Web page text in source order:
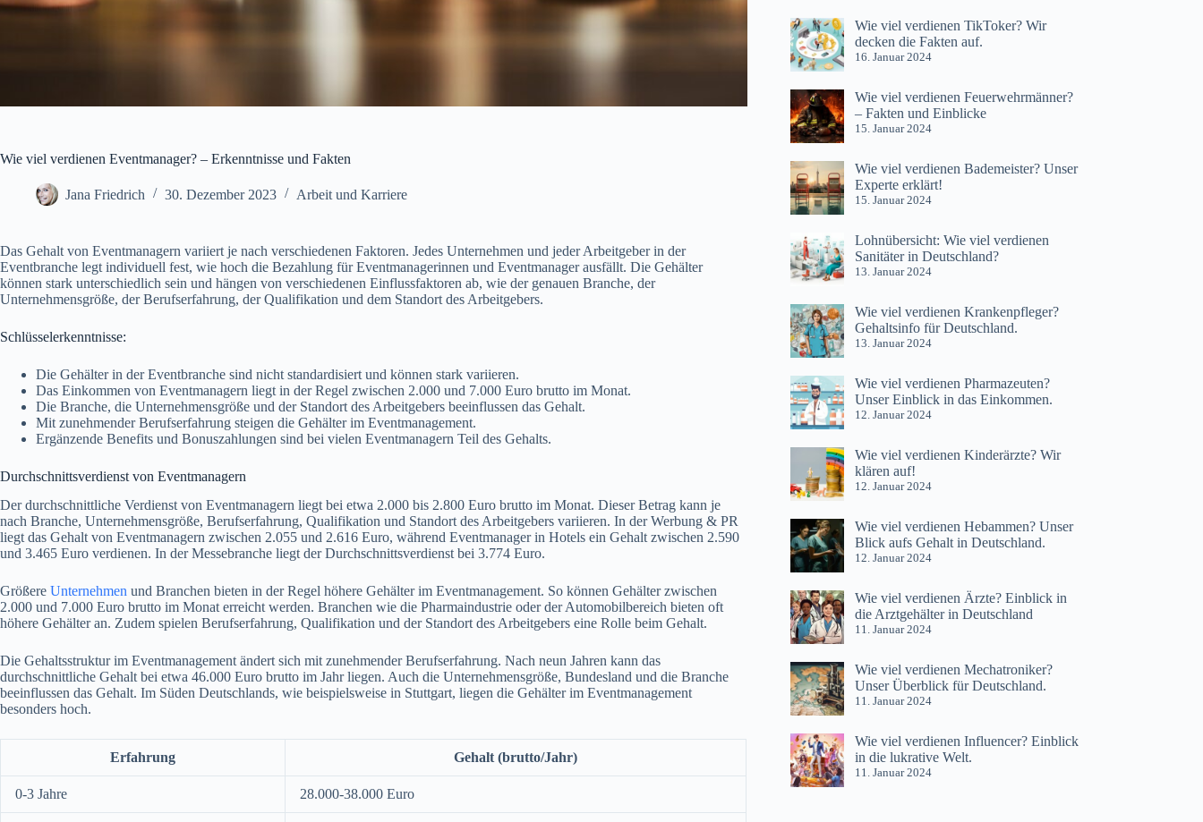
Wie viel verdienen Eventmanager? – Erkenntnisse und Fakten
Jana Friedrich 30. Dezember 2023 Arbeit und Karriere
Das Gehalt von Eventmanagern variiert je nach verschiedenen Faktoren. Jedes Unternehmen und jeder Arbeitgeber in der
Eventbranche legt individuell fest, wie hoch die Bezahlung für Eventmanagerinnen und Eventmanager ausfällt. Die Gehälter
können stark unterschiedlich sein und hängen von verschiedenen Einflussfaktoren ab, wie der genauen Branche, der
Unternehmensgröße, der Berufserfahrung, der Qualifikation und dem Standort des Arbeitgebers.
Schlüsselerkenntnisse:
Die Gehälter in der Eventbranche sind nicht standardisiert und können stark variieren.
Das Einkommen von Eventmanagern liegt in der Regel zwischen 2.000 und 7.000 Euro brutto im Monat.
Die Branche, die Unternehmensgröße und der Standort des Arbeitgebers beeinflussen das Gehalt.
Mit zunehmender Berufserfahrung steigen die Gehälter im Eventmanagement.
Ergänzende Benefits und Bonuszahlungen sind bei vielen Eventmanagern Teil des Gehalts.
Durchschnittsverdienst von Eventmanagern
Der durchschnittliche Verdienst von Eventmanagern liegt bei etwa 2.000 bis 2.800 Euro brutto im Monat. Dieser Betrag kann je
nach Branche, Unternehmensgröße, Berufserfahrung, Qualifikation und Standort des Arbeitgebers variieren. In der Werbung & PR
liegt das Gehalt von Eventmanagern zwischen 2.055 und 2.616 Euro, während Eventmanager in Hotels ein Gehalt zwischen 2.590
und 3.465 Euro verdienen. In der Messebranche liegt der Durchschnittsverdienst bei 3.774 Euro.
Größere Unternehmen und Branchen bieten in der Regel höhere Gehälter im Eventmanagement. So können Gehälter zwischen
2.000 und 7.000 Euro brutto im Monat erreicht werden. Branchen wie die Pharmaindustrie oder der Automobilbereich bieten oft
höhere Gehälter an. Zudem spielen Berufserfahrung, Qualifikation und der Standort des Arbeitgebers eine Rolle beim Gehalt.
Die Gehaltsstruktur im Eventmanagement ändert sich mit zunehmender Berufserfahrung. Nach neun Jahren kann das
durchschnittliche Gehalt bei etwa 46.000 Euro brutto im Jahr liegen. Auch die Unternehmensgröße, Bundesland und die Branche
beeinflussen das Gehalt. Im Süden Deutschlands, wie beispielsweise in Stuttgart, liegen die Gehälter im Eventmanagement
besonders hoch.
Erfahrung Gehalt (brutto/Jahr)
0-3 Jahre 28.000-38.000 Euro
Wie viel verdienen TikToker? Wir
decken die Fakten auf.
16. Januar 2024
Wie viel verdienen Feuerwehrmänner?
– Fakten und Einblicke
15. Januar 2024
Wie viel verdienen Bademeister? Unser
Experte erklärt!
15. Januar 2024
Lohnübersicht: Wie viel verdienen
Sanitäter in Deutschland?
13. Januar 2024
Wie viel verdienen Krankenpfleger?
Gehaltsinfo für Deutschland.
13. Januar 2024
Wie viel verdienen Pharmazeuten?
Unser Einblick in das Einkommen.
12. Januar 2024
Wie viel verdienen Kinderärzte? Wir
klären auf!
12. Januar 2024
Wie viel verdienen Hebammen? Unser
Blick aufs Gehalt in Deutschland.
12. Januar 2024
Wie viel verdienen Ärzte? Einblick in
die Arztgehälter in Deutschland
11. Januar 2024
Wie viel verdienen Mechatroniker?
Unser Überblick für Deutschland.
11. Januar 2024
Wie viel verdienen Influencer? Einblick
in die lukrative Welt.
11. Januar 2024